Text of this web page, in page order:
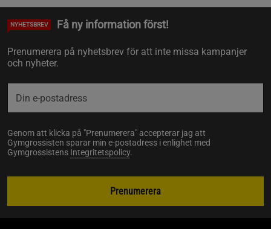
NYHETSBREV Få ny information först!
Prenumerera på nyhetsbrev för att inte missa kampanjer
och nyheter.
Genom att klicka på "Prenumerera" accepterar jag att
Gymgrossisten sparar min e-postadress i enlighet med
Gymgrossistens Integritetspolicy.
Prenumerera